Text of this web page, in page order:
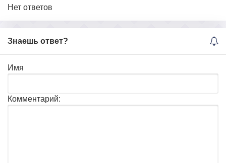
Нет ответов
Знаешь ответ?
Имя
Комментарий: